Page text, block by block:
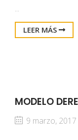
...
LEER MÁS
MODELO
9 marzo, 2017